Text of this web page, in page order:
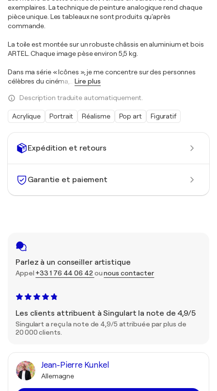
Expédition et retours
Garantie et paiement
Parlez à un conseiller artistique
Appel +33 1 76 44 06 42 ounous contacter
Les clients attribuent à Singulart la note de 4,9/5
Singulart a reçu la note de 4,9/5 attribuée par plus de
20 000 clients.
Jean-Pierre Kunkel
Allemagne
exemplaires. La technique de peinture analogique rend chaque
pièce unique. Les tableaux ne sont produits qu'après
commande.
La toile est montée sur un robuste châssis en aluminium et bois
ARTEL. Chaque image pèse environ 5,5 kg.
Dans ma série « Icônes », je me concentre sur des personnes
célèbres du cinéma,
Lire plus
Description traduite automatiquement.
Acrylique Portrait Réalisme Pop art Figuratif